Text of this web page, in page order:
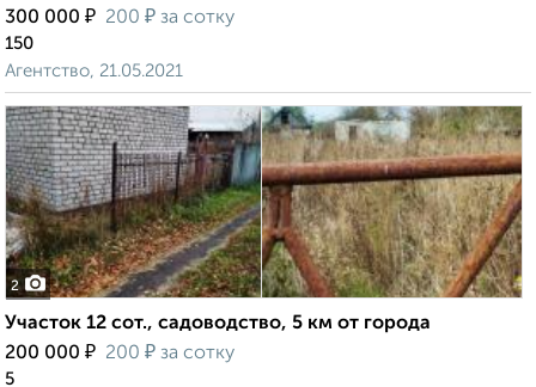
300 000 ₽ 200 ₽ за сотку
150
Агентство, 21.05.2021
2
Участок 12 сот., садоводство, 5 км от города
200 000 ₽ 200 ₽ за сотку
5